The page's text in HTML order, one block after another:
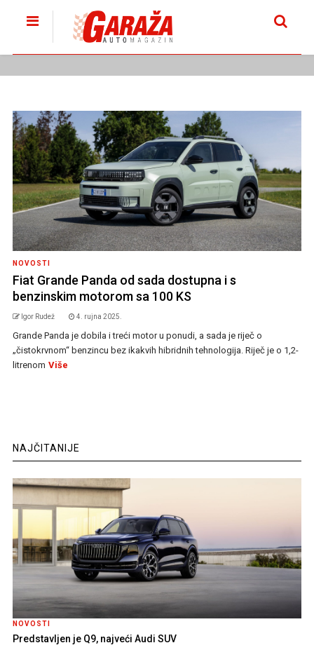
NOVOSTI
Fiat Grande Panda od sada dostupna i s
benzinskim motorom sa 100 KS
Igor Rudež 4. rujna 2025.
Grande Panda je dobila i treći motor u ponudi, a sada je riječ o
„čistokrvnom“ benzincu bez ikakvih hibridnih tehnologija. Riječ je o 1,2-
litrenom Više
NAJČITANIJE
NOVOSTI
Predstavljen je Q9, najveći Audi SUV